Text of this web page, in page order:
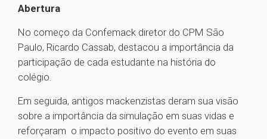
Abertura
No começo da Confemack diretor do CPM São
Paulo, Ricardo Cassab, destacou a importância da
participação de cada estudante na história do
colégio.
Em seguida, antigos mackenzistas deram sua visão
sobre a importância da simulação em suas vidas e
reforçaram o impacto positivo do evento em suas